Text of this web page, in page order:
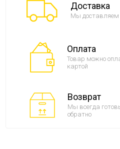
Доставка
Мы доставляем
Оплата
Товар можно
картой
Возврат
Мы всегда
обратно